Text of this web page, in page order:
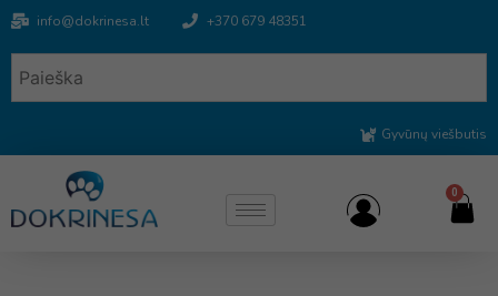
info@dokrinesa.lt +370 679 48351
Gyvūnų viešbutis
0